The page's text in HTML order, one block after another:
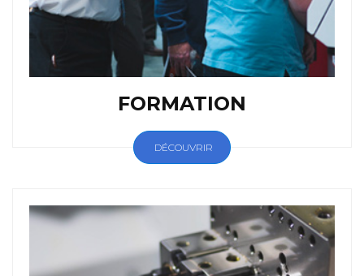
FORMATION
DÉCOUVRIR